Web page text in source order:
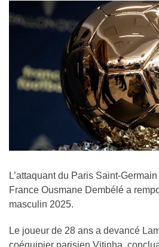
L’attaquant du Paris Saint-
France Ousmane Dembélé a
masculin 2025.
Le joueur de 28 ans a devancé
coéquipier parisien Vitinha,